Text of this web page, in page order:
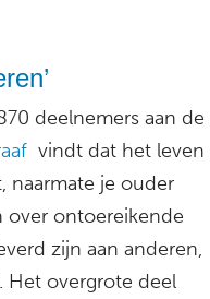
deelnemers aan de
vindt dat het leven
naarmate je ouder
over ontoereikende
zijn aan anderen,
Het overgrote deel